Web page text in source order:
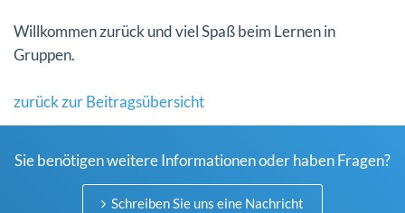
Willkommen zurück und viel Spaß beim Lernen in
Gruppen.
zurück zur Beitragsübersicht
Sie benötigen weitere Informationen oder haben Fragen?
Schreiben Sie uns eine Nachricht